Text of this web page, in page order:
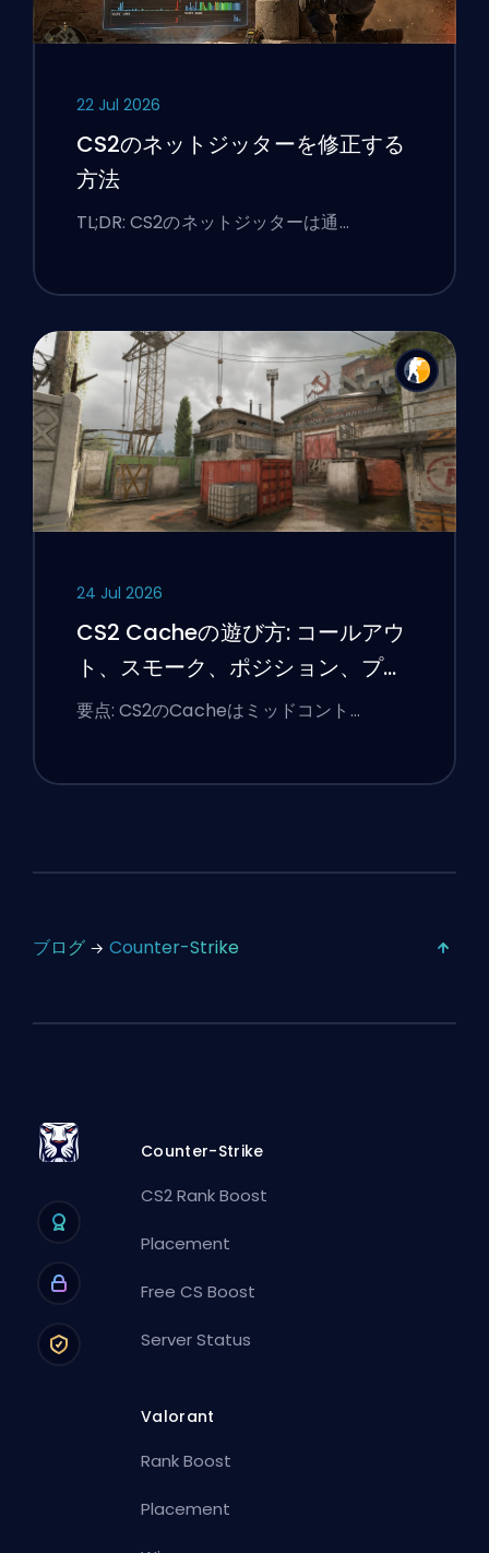
22 Jul 2026
CS2のネットジッターを修正する
方法
TL;DR: CS2のネットジッターは通…
24 Jul 2026
CS2 Cacheの遊び方: コールアウ
ト、スモーク、ポジション、プレ
ミアのヒント
要点: CS2のCacheはミッドコント…
ブログ Counter-Strike
Counter-Strike
CS2 Rank Boost
Placement
Free CS Boost
Server Status
Valorant
Rank Boost
Placement